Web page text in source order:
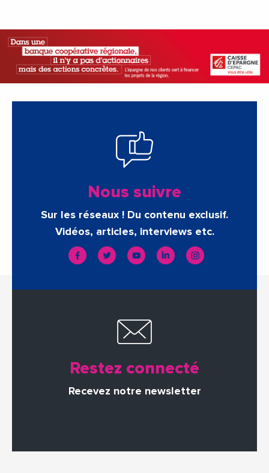
Nous suivre
Sur les réseaux ! Du contenu exclusif.
Vidéos, articles, interviews etc.
Restez connecté
Recevez notre newsletter